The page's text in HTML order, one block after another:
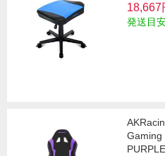
18,667
発送目
Gaming
PURPLE